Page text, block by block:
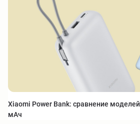
Xiaomi Power Bank: сравнение
мАч